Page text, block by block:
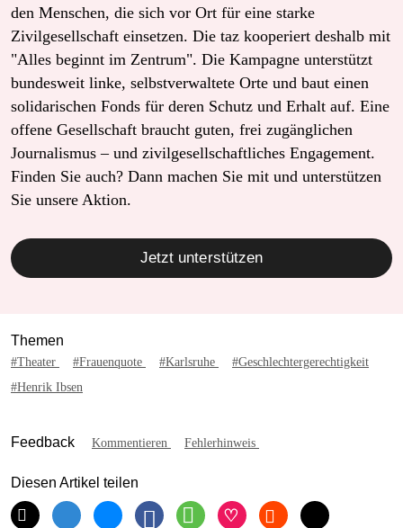
den Menschen, die sich vor Ort für eine starke
Zivilgesellschaft einsetzen. Die taz kooperiert deshalb mit
"Alles beginnt im Zentrum". Die Kampagne unterstützt
bundesweit linke, selbstverwaltete Orte und baut einen
solidarischen Fonds für deren Schutz und Erhalt auf. Eine
offene Gesellschaft braucht guten, frei zugänglichen
Journalismus – und zivilgesellschaftliches Engagement.
Finden Sie auch? Dann machen Sie mit und unterstützen
Sie unsere Aktion.
Jetzt unterstützen
Themen
#Theater #Frauenquote #Karlsruhe
#Geschlechtergerechtigkeit
#Henrik Ibsen
Feedback Kommentieren Fehlerhinweis
Diesen Artikel teilen